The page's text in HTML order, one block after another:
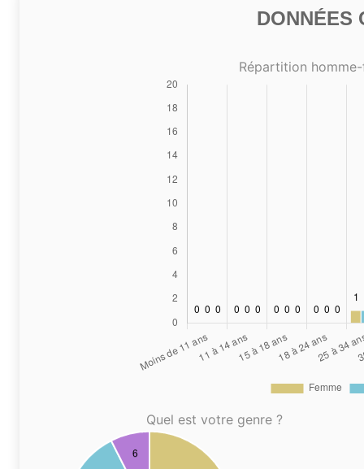
DONNÉES
Répartition
Quel est votre genre ?